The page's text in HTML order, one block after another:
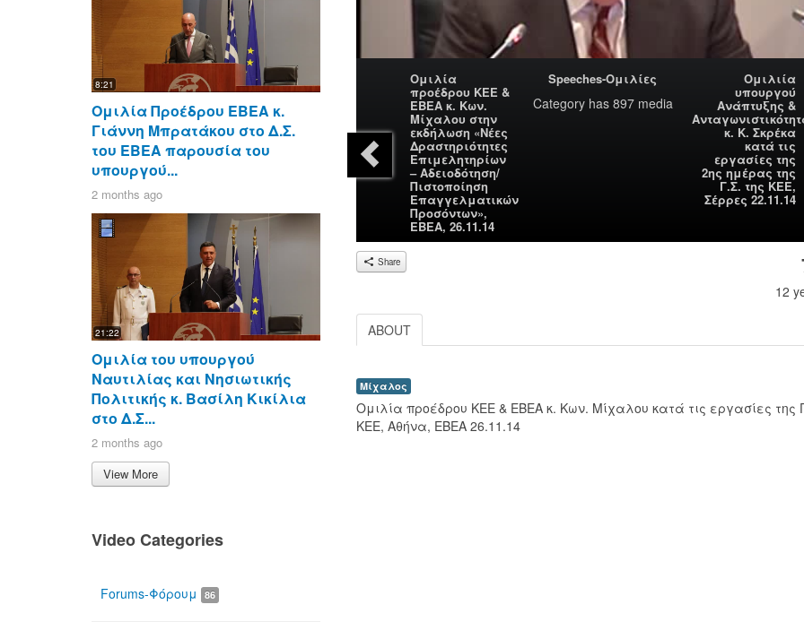
Ομιλία
προέδρου ΚΕΕ &
ΕΒΕΑ κ. Κων.
Μίχαλου στην
εκδήλωση «Νέες
Δραστηριότητες
Επιμελητηρίων
– Αδειοδότηση/
Πιστοποίηση
Επαγγελματικών
Προσόντων»,
ΕΒΕΑ, 26.11.14
Speeches-Ομιλίες
Categoryhas 897 media
Ομιλιία
υπουργού
Ανάπτυξης &
κ. Κ. Σκρέκα
κατά τις
εργασίες της
2ης ημέρας της
Γ.Σ. της ΚΕΕ,
Σέρρες 22.11.14
Share
12
ABOUT
Μίχαλος
Ομιλία προέδρου ΚΕΕ & ΕΒΕΑ κ. Κων. Μίχαλου κατά τις εργασίες της
ΚΕΕ, Αθήνα, ΕΒΕΑ 26.11.14
8:21
Ομιλία Προέδρου ΕΒΕΑ κ.
Γιάννη Μπρατάκου στο Δ.Σ.
του ΕΒΕΑ παρουσία του
υπουργού...
2 months ago
21:22
Ομιλία του υπουργού
Ναυτιλίας και Νησιωτικής
Πολιτικής κ. Βασίλη Κικίλια
στο Δ.Σ...
2 months ago
View More
Video Categories
Forums-Φόρουμ 86